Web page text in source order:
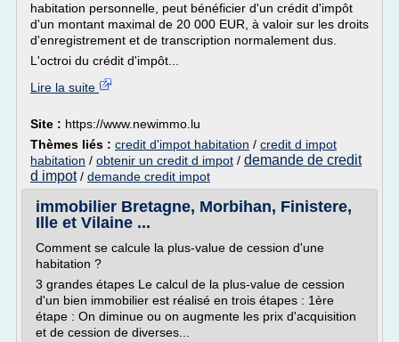
habitation personnelle, peut bénéficier d'un crédit d'impôt
d'un montant maximal de 20 000 EUR, à valoir sur les droits
d'enregistrement et de transcription normalement dus.
L'octroi du crédit d'impôt...
Lire la suite
Site : https://www.newimmo.lu
Thèmes liés : credit d'impot habitation / credit d impot
habitation / obtenir un credit d impot / demande de credit
d impot/ demande credit impot
immobilier Bretagne, Morbihan, Finistere,
Ille et Vilaine ...
Comment se calcule la plus-value de cession d'une
habitation ?
3 grandes étapes Le calcul de la plus-value de cession
d'un bien immobilier est réalisé en trois étapes : 1ère
étape : On diminue ou on augmente les prix d'acquisition
et de cession de diverses...